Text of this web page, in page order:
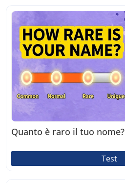
Quanto è raro il tuo nome?
Test